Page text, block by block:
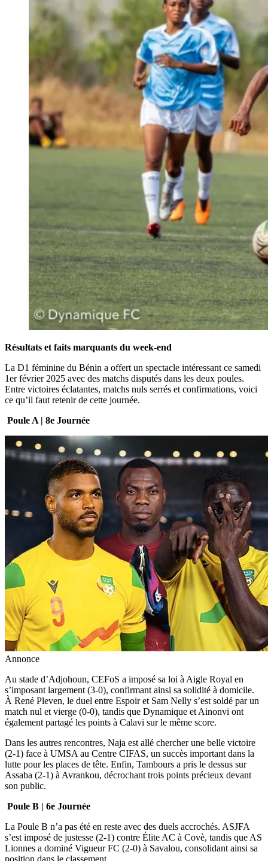
Résultats et faits marquants du week-end
La D1 féminine du Bénin a offert un spectacle intéressant ce samedi
1er février 2025 avec des matchs disputés dans les deux poules.
Entre victoires éclatantes, matchs nuls serrés et confirmations, voici
ce qu’il faut retenir de cette journée.
Poule A | 8e Journée
Annonce
Au stade d’Adjohoun, CEFoS a imposé sa loi à Aigle Royal en
s’imposant largement (3-0), confirmant ainsi sa solidité à domicile.
À René Pleven, le duel entre Espoir et Sam Nelly s’est soldé par un
match nul et vierge (0-0), tandis que Dynamique et Ainonvi ont
également partagé les points à Calavi sur le même score.
Dans les autres rencontres, Naja est allé chercher une belle victoire
(2-1) face à UMSA au Centre CIFAS, un succès important dans la
lutte pour les places de tête. Enfin, Tambours a pris le dessus sur
Assaba (2-1) à Avrankou, décrochant trois points précieux devant
son public.
Poule B | 6e Journée
La Poule B n’a pas été en reste avec des duels accrochés. ASJFA
s’est imposé de justesse (2-1) contre Élite AC à Covè, tandis que AS
Lionnes a dominé Vigueur FC (2-0) à Savalou, consolidant ainsi sa
position dans le classement.